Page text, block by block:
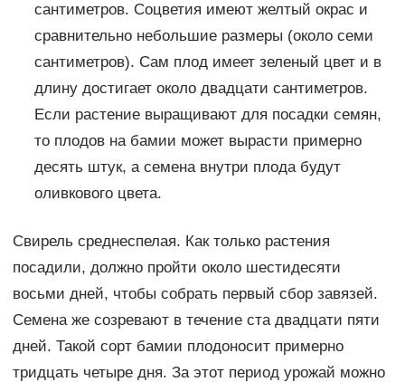
сантиметров. Соцветия имеют желтый окрас и
сравнительно небольшие размеры (около семи
сантиметров). Сам плод имеет зеленый цвет и в
длину достигает около двадцати сантиметров.
Если растение выращивают для посадки семян,
то плодов на бамии может вырасти примерно
десять штук, а семена внутри плода будут
оливкового цвета.
Свирель среднеспелая. Как только растения
посадили, должно пройти около шестидесяти
восьми дней, чтобы собрать первый сбор завязей.
Семена же созревают в течение ста двадцати пяти
дней. Такой сорт бамии плодоносит примерно
тридцать четыре дня. За этот период урожай можно